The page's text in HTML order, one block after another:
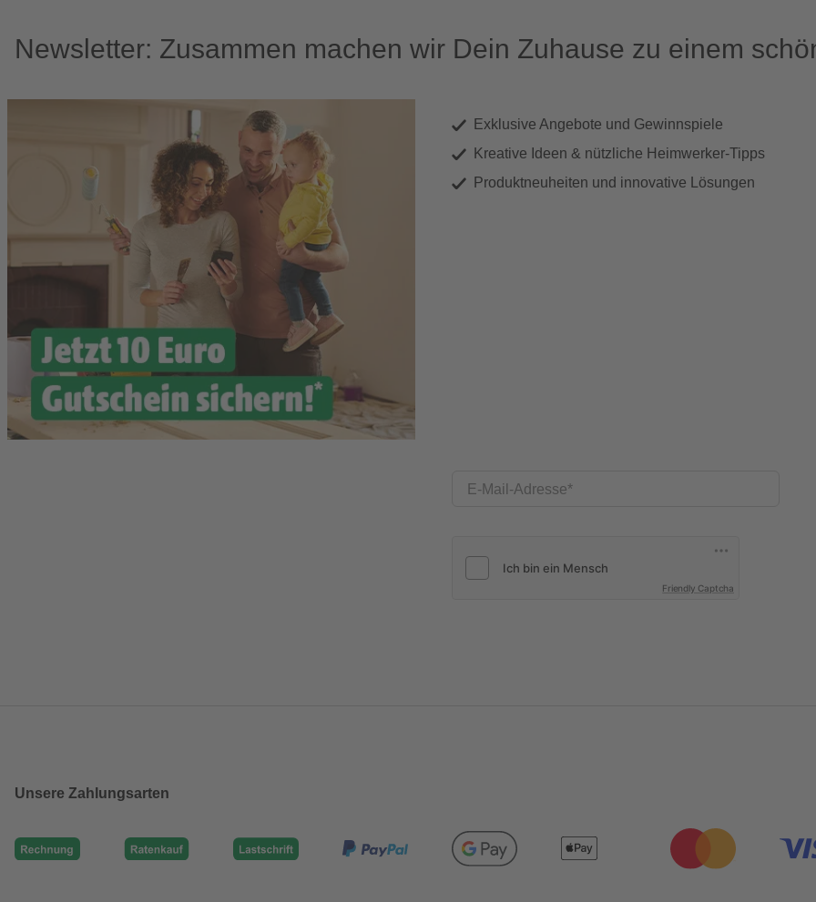
Newsletter: Zusammen machen wir Dein Zuhause zu einem
Exklusive Angebote und Gewinnspiele
Kreative Ideen & nützliche Heimwerker-Tipps
Produktneuheiten und innovative Lösungen
E-Mail-Adresse
Friendly Captcha
Unsere Zahlungsarten